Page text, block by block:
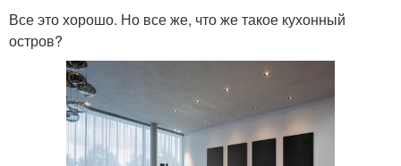
Все это хорошо. Но все же, что же такое кухонный
остров?